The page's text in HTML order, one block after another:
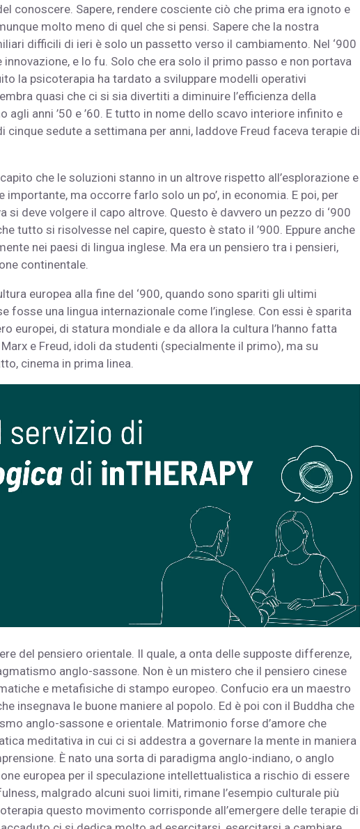
conoscere. Sapere, rendere cosciente ciò che prima era ignoto e
molto meno di quel che si pensi. Sapere che la nostra
difficili di ieri è solo un passetto verso il cambiamento. Nel ‘900
e lo fu. Solo che era solo il primo passo e non portava
la psicoterapia ha tardato a sviluppare modelli operativi
quasi che ci si sia divertiti a diminuire l’efficienza della
agli anni ’50 e ’60. E tutto in nome dello scavo interiore infinito e
sedute a settimana per anni, laddove Freud faceva terapie di
che le soluzioni stanno in un altrove rispetto all’esplorazione e
ma occorre farlo solo un po’, in economia. E poi, per
si deve volgere il capo altrove. Questo è davvero un pezzo di ‘900
tutto si risolvesse nel capire, questo è stato il ’900. Eppure anche
nei paesi di lingua inglese. Ma era un pensiero tra i pensieri,
continentale.
europea alla fine del ‘900, quando sono spariti gli ultimi
fosse una lingua internazionale come l’inglese. Con essi è sparita
europei, di statura mondiale e da allora la cultura l’hanno fatta
e Freud, idoli da studenti (specialmente il primo), ma su
cinema in prima linea.
del pensiero orientale. Il quale, a onta delle supposte differenze,
anglo-sassone. Non è un mistero che il pensiero cinese
e metafisiche di stampo europeo. Confucio era un maestro
insegnava le buone maniere al popolo. Ed è poi con il Buddha che
anglo-sassone e orientale. Matrimonio forse d’amore che
meditativa in cui ci si addestra a governare la mente in maniera
È nato una sorta di paradigma anglo-indiano, o anglo
europea per il speculazione intellettualistica a rischio di essere
malgrado alcuni suoi limiti, rimane l’esempio culturale più
questo movimento corrisponde all’emergere delle terapie di